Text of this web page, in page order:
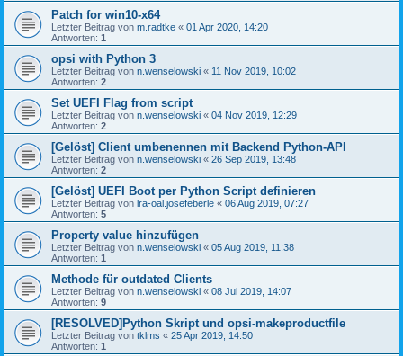
Patch for win10-x64
Letzter Beitrag von m.radtke « 01 Apr 2020, 14:20
Antworten: 1
opsi with Python 3
Letzter Beitrag von n.wenselowski « 11 Nov 2019, 10:02
Antworten: 2
Set UEFI Flag from script
Letzter Beitrag von n.wenselowski « 04 Nov 2019, 12:29
Antworten: 2
[Gelöst] Client umbenennen mit Backend Python-API
Letzter Beitrag von n.wenselowski « 26 Sep 2019, 13:48
Antworten: 2
[Gelöst] UEFI Boot per Python Script definieren
Letzter Beitrag von lra-oal.josefeberle « 06 Aug 2019, 07:27
Antworten: 5
Property value hinzufügen
Letzter Beitrag von n.wenselowski « 05 Aug 2019, 11:38
Antworten: 1
Methode für outdated Clients
Letzter Beitrag von n.wenselowski « 08 Jul 2019, 14:07
Antworten: 9
[RESOLVED]Python Skript und opsi-makeproductfile
Letzter Beitrag von tklms « 25 Apr 2019, 14:50
Antworten: 1